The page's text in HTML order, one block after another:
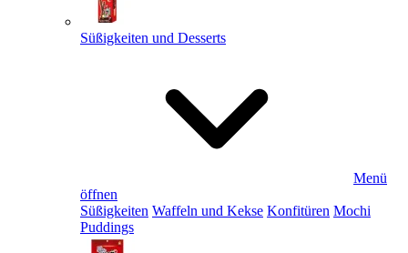
Süßigkeiten und Desserts
Menü
öffnen
Süßigkeiten Waffeln und Kekse Konfitüren Mochi
Puddings